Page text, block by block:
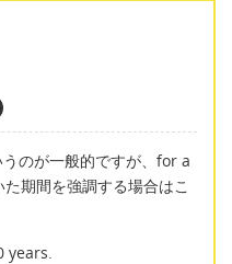
のが一般的ですが、for a
期間を強調する場合はこ
years.